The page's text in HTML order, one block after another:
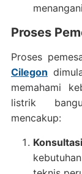
Proses
Proses
Cilegon
memahami
listrik
mencakup: